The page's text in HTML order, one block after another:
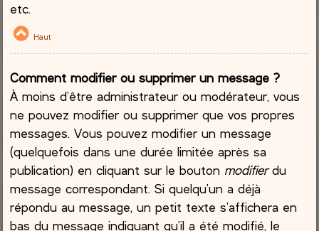
etc.
Haut
Comment modifier ou supprimer un message ?
À moins d’être administrateur ou modérateur, vous
ne pouvez modifier ou supprimer que vos propres
messages. Vous pouvez modifier un message
(quelquefois dans une durée limitée après sa
publication) en cliquant sur le bouton modifierdu
message correspondant. Si quelqu’un a déjà
répondu au message, un petit texte s’affichera en
bas du message indiquant qu’il a été modifié, le